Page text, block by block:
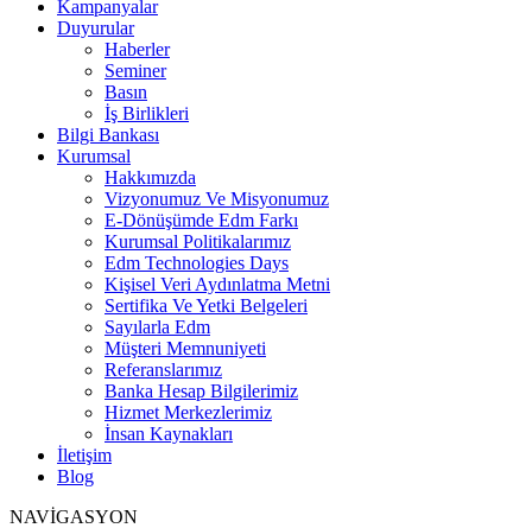
Kampanyalar
Duyurular
Haberler
Seminer
Basın
İş Birlikleri
Bilgi Bankası
Kurumsal
Hakkımızda
Vizyonumuz Ve Misyonumuz
E-Dönüşümde Edm Farkı
Kurumsal Politikalarımız
Edm Technologies Days
Kişisel Veri Aydınlatma Metni
Sertifika Ve Yetki Belgeleri
Sayılarla Edm
Müşteri Memnuniyeti
Referanslarımız
Banka Hesap Bilgilerimiz
Hizmet Merkezlerimiz
İnsan Kaynakları
İletişim
Blog
NAVİGASYON